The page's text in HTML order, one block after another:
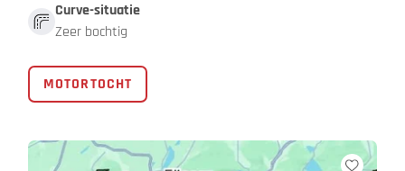
Curve-situatie
Zeer bochtig
MOTORTOCHT